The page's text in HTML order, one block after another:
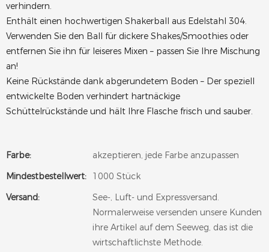
verhindern.
Enthält einen hochwertigen Shakerball aus Edelstahl 304.
Verwenden Sie den Ball für dickere Shakes/Smoothies oder
entfernen Sie ihn für leiseres Mixen – passen Sie Ihre Mischung
an!
Keine Rückstände dank abgerundetem Boden – Der speziell
entwickelte Boden verhindert hartnäckige
Schüttelrückstände und hält Ihre Flasche frisch und sauber.
Farbe:
akzeptieren, jede Farbe anzupassen
Mindestbestellwert:
1000 Stück
Versand:
See-, Luft- und Expressversand.
Normalerweise versenden unsere Kunden
ihre Artikel auf dem Seeweg, das ist die
wirtschaftlichste Methode.